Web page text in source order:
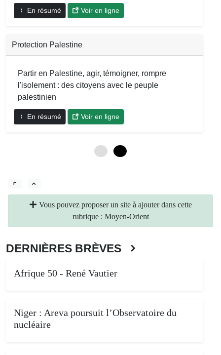
En résumé Voir en ligne
Protection Palestine
Partir en Palestine, agir, témoigner, rompre
l'isolement : des citoyens avec le peuple
palestinien
En résumé Voir en ligne
Vous pouvez proposer un site à ajouter dans cette
rubrique : Moyen-Orient
DERNIÈRES BRÈVES
Afrique 50 - René Vautier
Niger : Areva poursuit l’Observatoire du
nucléaire